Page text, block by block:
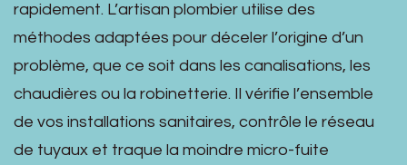
rapidement. L’artisan plombier utilise des
méthodes adaptées pour déceler l’origine d’un
problème, que ce soit dans les canalisations, les
chaudières ou la robinetterie. Il vérifie l’ensemble
de vos installations sanitaires, contrôle le réseau
de tuyaux et traque la moindre micro-fuite